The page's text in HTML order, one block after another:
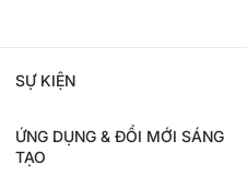
SỰ KIỆN
ỨNG DỤNG & ĐỔI MỚI SÁNG
TẠO